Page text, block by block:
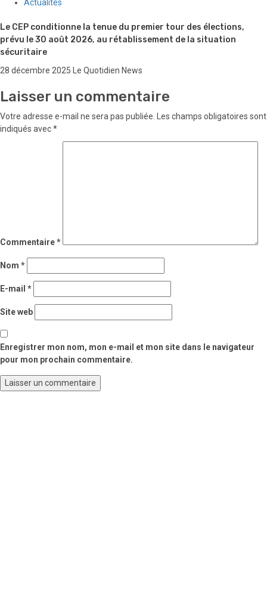
Actualités
Le CEP conditionne la tenue du premier tour des élections,
prévu le 30 août 2026, au rétablissement de la situation
sécuritaire
28 décembre 2025 Le Quotidien News
Laisser un commentaire
Votre adresse e-mail ne sera pas publiée.
Les champs obligatoires sont
indiqués avec*
Commentaire*
Nom *
E-mail *
Site web
Enregistrer mon nom, mon e-mail et mon site dans le navigateur
pour mon prochain commentaire.